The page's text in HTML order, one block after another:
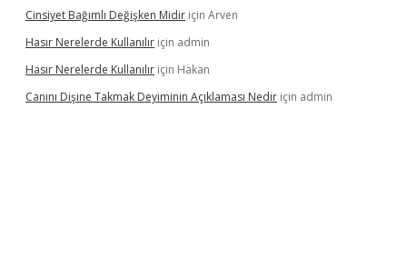
Cinsiyet Bağımlı Değişken Midir için Arven
Hasır Nerelerde Kullanılır için admin
Hasır Nerelerde Kullanılır için Hakan
Canını Dişine Takmak Deyiminin Açıklaması Nedir için admin